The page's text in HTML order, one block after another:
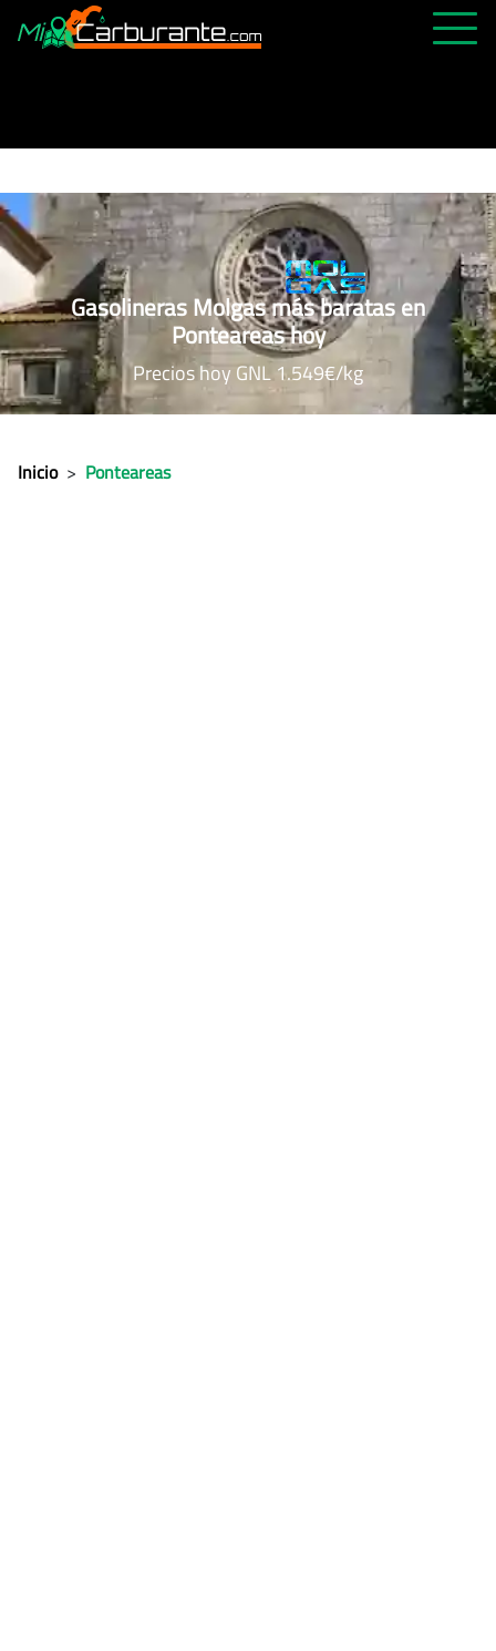
ABIERTAS 24H
ÚLTIMAS MATRÍCULAS
FAVORITASGasolineras Molgas más baratas en
Ponteareas hoy
Precios hoy GNL 1.549€/kg
Inicio > Ponteareas